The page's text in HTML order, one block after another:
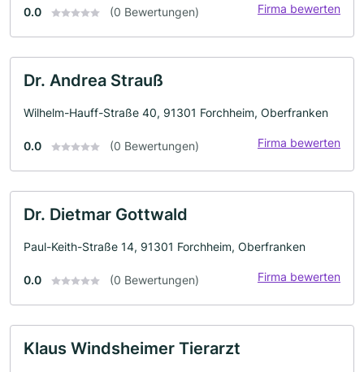
0.0 (0 Bewertungen) Firma bewerten
Dr. Andrea Strauß
Wilhelm-Hauff-Straße 40, 91301 Forchheim, Oberfranken
0.0 (0 Bewertungen) Firma bewerten
Dr. Dietmar Gottwald
Paul-Keith-Straße 14, 91301 Forchheim, Oberfranken
0.0 (0 Bewertungen) Firma bewerten
Klaus Windsheimer Tierarzt